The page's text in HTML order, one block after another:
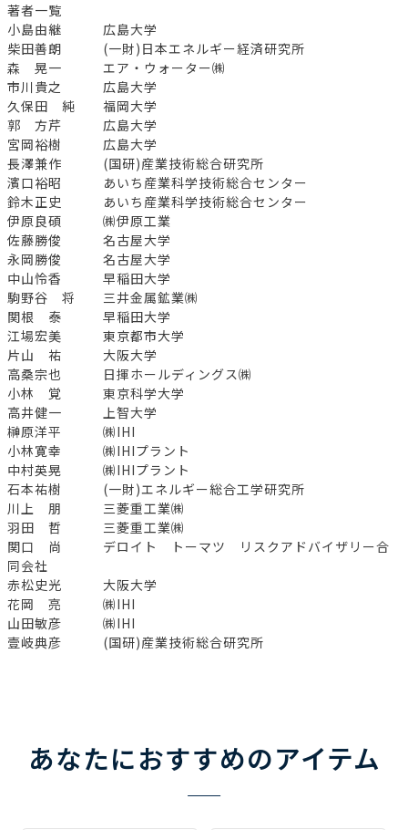
著者一覧
小島由継 広島大学
柴田善朗 (一財)日本エネルギー経済研究所
森 晃一 エア・ウォーター㈱
市川貴之 広島大学
久保田 純 福岡大学
郭 方芹 広島大学
宮岡裕樹 広島大学
長澤兼作 (国研)産業技術総合研究所
濱口裕昭 あいち産業科学技術総合センター
鈴木正史 あいち産業科学技術総合センター
伊原良碩 ㈱伊原工業
佐藤勝俊 名古屋大学
永岡勝俊 名古屋大学
中山怜香 早稲田大学
駒野谷 将 三井金属鉱業㈱
関根 泰 早稲田大学
江場宏美 東京都市大学
片山 祐 大阪大学
高桑宗也 日揮ホールディングス㈱
小林 覚 東京科学大学
高井健一 上智大学
榊原洋平 ㈱IHI
小林寛幸 ㈱IHIプラント
中村英晃 ㈱IHIプラント
石本祐樹 (一財)エネルギー総合工学研究所
川上 朋 三菱重工業㈱
羽田 哲 三菱重工業㈱
関口 尚 デロイト トーマツ リスクアドバイザリー合
同会社
赤松史光 大阪大学
花岡 亮 ㈱IHI
山田敏彦 ㈱IHI
壹岐典彦 (国研)産業技術総合研究所
あなたにおすすめのアイテム